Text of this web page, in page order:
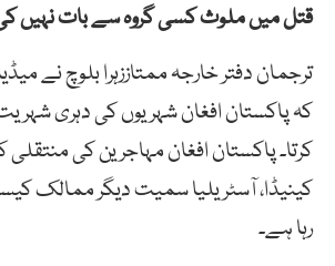
قتل میں ملوث کسی گروہ سے بات نہیں
ترجمان دفتر خارجہ ممتاززہرا بلوچ نے
کہ پاکستان افغان شہریوں کی دہری
کرتا۔ پاکستان افغان مہاجرین کی
کینیڈا، آسٹریلیا سمیت دیگر ممالک
رہا ہے۔